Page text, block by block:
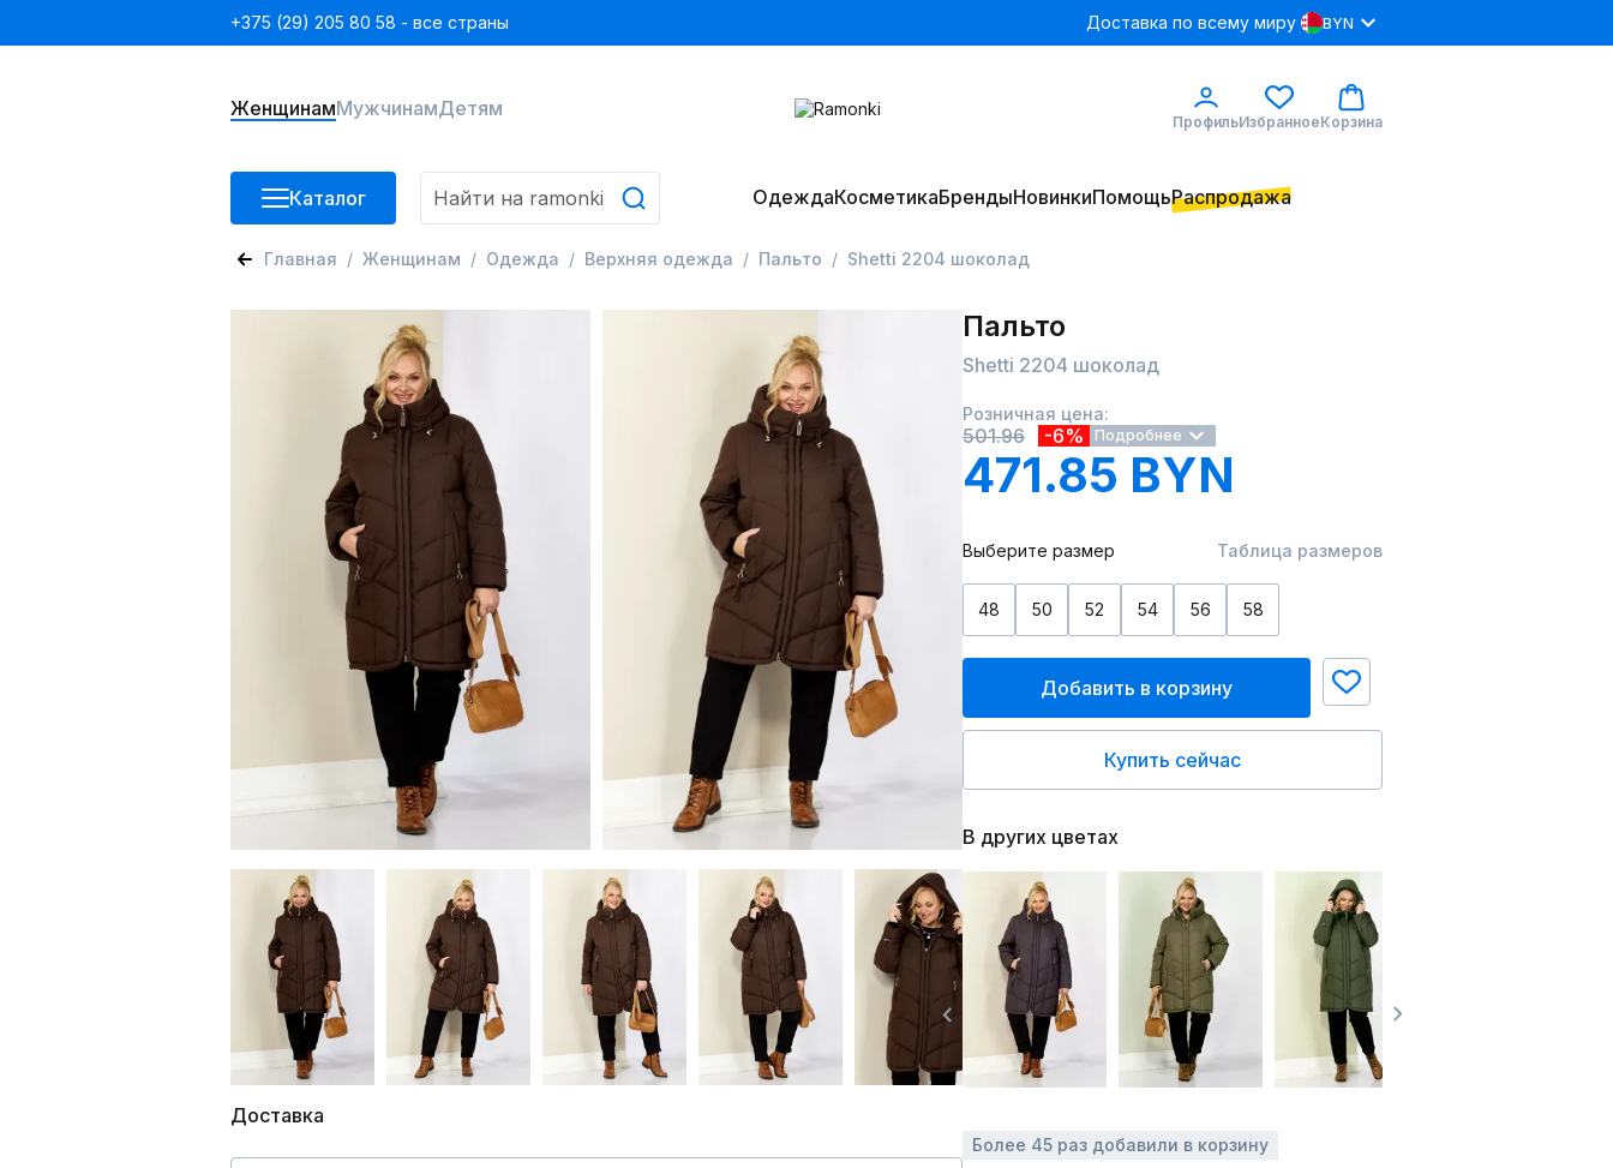
+375 (29) 205 80 58 - все страны Доставка по всему миру BYN
ЖенщинамМужчинамДетям
ПрофильИзбранноеКорзина
Каталог ОдеждаКосметикаБрендыНовинкиПомощьРаспродажа
Главная Женщинам Одежда Верхняя одежда Пальто Shetti 2204 шоколад
Доставка
Пальто
Shetti 2204 шоколад
Розничная цена:
501.96 -6% Подробнее
471.85 BYN
Выберите размер Таблица размеров
48 50 52 54 56 58
Добавить в корзину
Купить сейчас
В других цветах
Более 45 раз добавили в корзину